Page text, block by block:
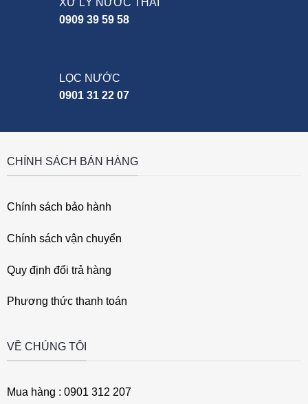
0909 39 59 58
LỌC NƯỚC
0901 31 22 07
CHÍNH SÁCH BÁN HÀNG
Chính sách bảo hành
Chính sách vận chuyển
Quy định đổi trả hàng
Phương thức thanh toán
VỀ CHÚNG TÔI
Mua hàng : 0901 312 207